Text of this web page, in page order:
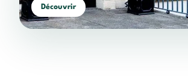
Découvrir